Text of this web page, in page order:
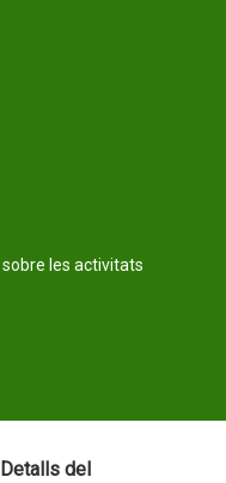
les activitats
Detalls del